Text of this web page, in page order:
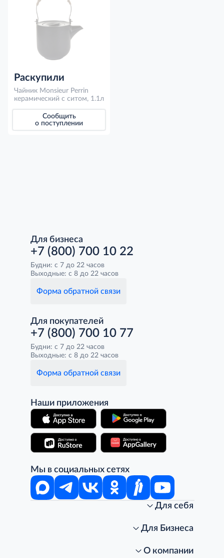
Раскупили
Чайник Monsieur Perrin
керамический с ситом, 1.1л
Сообщить
о поступлении
Для бизнеса
+7 (800) 700 10 22
Будни: с 7 до 22 часов
Выходные: с 8 до 22 часов
Форма обратной связи
Для покупателей
+7 (800) 700 10 77
Будни: с 7 до 22 часов
Выходные: с 8 до 22 часов
Форма обратной связи
Наши приложения
Мы в социальных сетях
Для себя
Стань клиентом METRO
Для Бизнеса
О компании